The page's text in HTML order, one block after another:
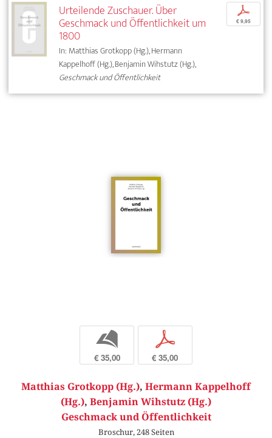
Urteilende Zuschauer. Über
Geschmack und Öffentlichkeit um
1800
In: Matthias Grotkopp (Hg.), Hermann
Kappelhoff (Hg.), Benjamin Wihstutz (Hg.),
Geschmack und Öffentlichkeit
p
€ 9,95
b
€ 35,00
p
€ 35,00
Matthias Grotkopp (Hg.), Hermann Kappelhoff
(Hg.), Benjamin Wihstutz (Hg.)
Geschmack und Öffentlichkeit
Broschur, 248 Seiten